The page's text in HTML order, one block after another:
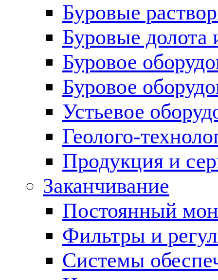
Буровые
Буровые долота
Буровое
Буровое
Устьевое
Геолого-
Продукция и
Заканчивание
Постоянный
Фильтры и
Cистемы